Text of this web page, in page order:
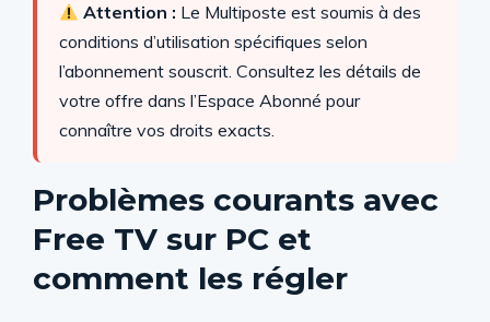
Attention : Le Multiposte est soumis à des
conditions d’utilisation spécifiques selon
l’abonnement souscrit. Consultez les détails de
votre offre dans l’Espace Abonné pour
connaître vos droits exacts.
Problèmes courants avec
Free TV sur PC et
comment les régler